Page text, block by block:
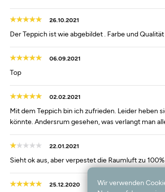
26.10.2021
Der Teppich ist wie abgebildet . Farbe und
06.09.2021
Top
02.02.2021
Mit dem Teppich bin ich zufrieden. Leider heben
könnte. Andersrum gesehen, was verlangt man
22.01.2021
Sieht ok aus, aber verpestet die Raumluft zu
25.12.2020
Wir verwenden